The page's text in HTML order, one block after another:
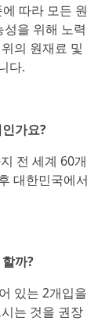
따라 모든 원
을 위해 노력
의 원재료 및
다.
가요?
전 세계 60개
대한민국에서
까?
있는 2개입을
는 것을 권장